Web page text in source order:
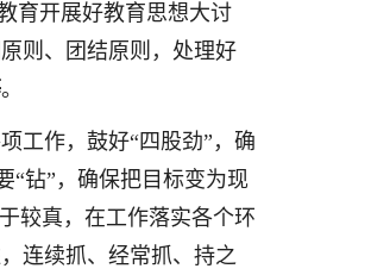
育开展好教育思想大讨
则、团结原则，处理好
。
工作，鼓好“四股劲”，确
“钻”，确保把目标变为现
较真，在工作落实各个环
连续抓、经常抓、持之